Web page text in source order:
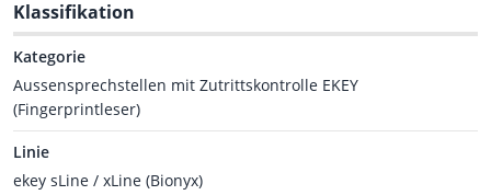
Klassifikation
Kategorie
Aussensprechstellen mit Zutrittskontrolle EKEY
(Fingerprintleser)
Linie
ekey sLine / xLine (Bionyx)